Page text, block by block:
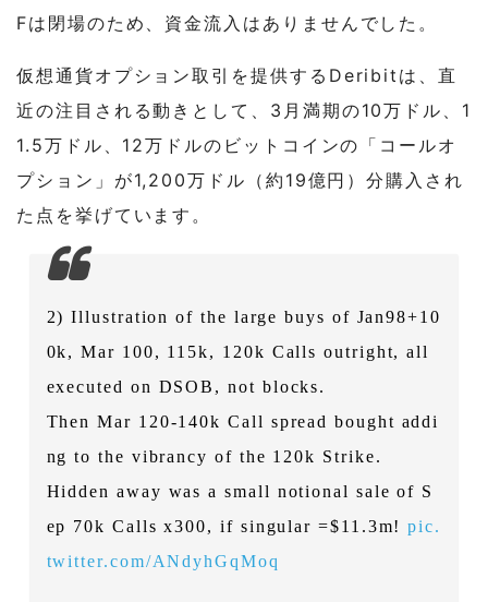
Fは閉場のため、資金流入はありませんでした。
仮想通貨オプション取引を提供するDeribitは、直
近の注目される動きとして、3月満期の10万ドル、1
1.5万ドル、12万ドルのビットコインの「コールオ
プション」が1,200万ドル（約19億円）分購入され
た点を挙げています。
2) Illustration of the large buys of Jan98+10
0k, Mar 100, 115k, 120k Calls outright, all
executed on DSOB, not blocks.
Then Mar 120-140k Call spread bought addi
ng to the vibrancy of the 120k Strike.
Hidden away was a small notional sale of S
ep 70k Calls x300, if singular =$11.3m!pic.
twitter.com/ANdyhGqMoq